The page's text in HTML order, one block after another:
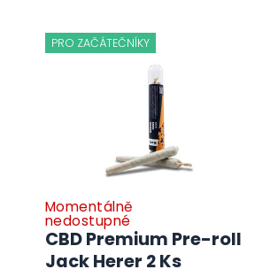
PRO ZAČÁTEČNÍKY
CBD Premium Pre-roll
Jack Herer 2 Ks
Momentálně
nedostupné